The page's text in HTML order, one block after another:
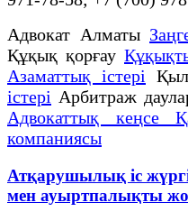
Адвокат Алматы
Құқық қорғау
Азаматтық істері
істері Арбитраж
Адвокаттық кеңсе
компаниясы
Атқарушылық іс
мен ауыртпалықты